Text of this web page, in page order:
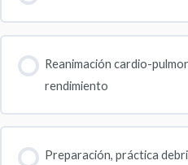
Reanimación cardio-
rendimiento
Preparación, práctica